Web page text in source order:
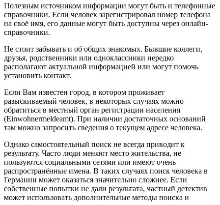
Полезным источником информации могут быть и телефонные
справочники. Если человек зарегистрировал номер телефона
на своё имя, его данные могут быть доступны через онлайн-
справочники.
Не стоит забывать и об общих знакомых. Бывшие коллеги,
друзья, родственники или одноклассники нередко
располагают актуальной информацией или могут помочь
установить контакт.
Если Вам известен город, в котором проживает
разыскиваемый человек, в некоторых случаях можно
обратиться в местный орган регистрации населения
(Einwohnermeldeamt). При наличии достаточных оснований
там можно запросить сведения о текущем адресе человека.
Однако самостоятельный поиск не всегда приводит к
результату. Часто люди меняют место жительства, не
пользуются социальными сетями или имеют очень
распространённые имена. В таких случаях поиск человека в
Германии может оказаться значительно сложнее. Если
собственные попытки не дали результата, частный детектив
может использовать дополнительные методы поиска и